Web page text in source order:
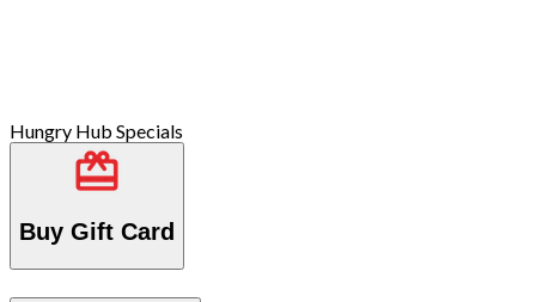
Hungry Hub Specials
Buy Gift Card